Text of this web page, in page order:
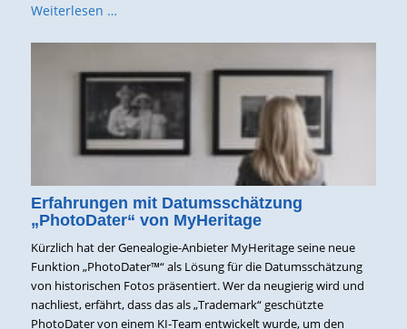
Weiterlesen …
Erfahrungen mit Datumsschätzung
„PhotoDater“ von MyHeritage
Kürzlich hat der Genealogie-Anbieter MyHeritage seine neue
Funktion „PhotoDater™“ als Lösung für die Datumsschätzung
von historischen Fotos präsentiert. Wer da neugierig wird und
nachliest, erfährt, dass das als „Trademark“ geschützte
PhotoDater von einem KI-Team entwickelt wurde, um den